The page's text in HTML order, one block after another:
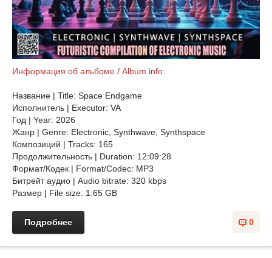
Информация об альбоме / Album info:
Название | Title: Space Endgame
Исполнитель | Executor: VA
Год | Year: 2026
Жанр | Genre: Electronic, Synthwave, Synthspace
Композиций | Tracks: 165
Продолжительность | Duration: 12:09:28
Формат/Кодек | Format/Codec: MP3
Битрейт аудио | Audio bitrate: 320 kbps
Размер | File size: 1.65 GB
0
Подробнее